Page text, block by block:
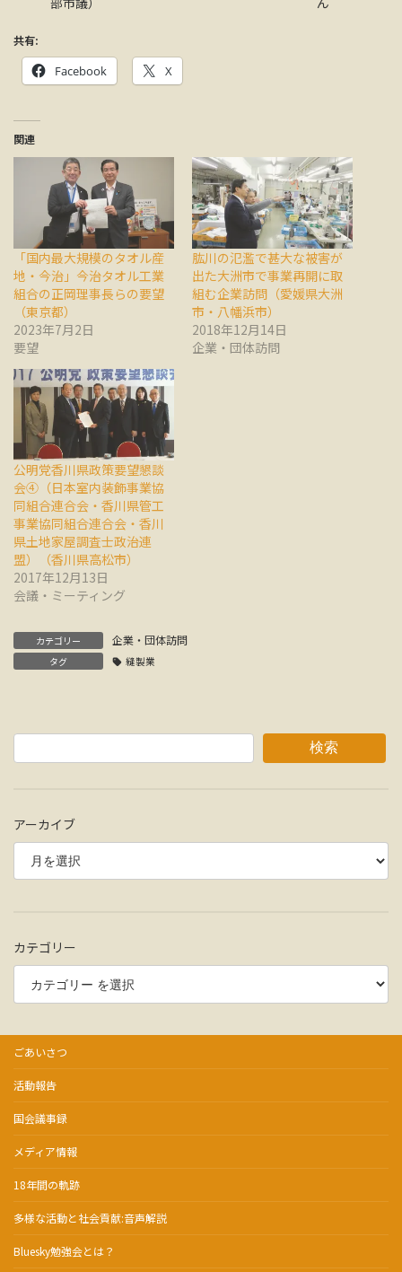
共有:
Facebook X
関連
「国内最大規模のタオル産
地・今治」今治タオル工業
組合の正岡理事長らの要望
（東京都）
2023年7月2日
要望
肱川の氾濫で甚大な被害が
出た大洲市で事業再開に取
組む企業訪問（愛媛県大洲
市・八幡浜市）
2018年12月14日
企業・団体訪問
公明党香川県政策要望懇談
会④（日本室内装飾事業協
同組合連合会・香川県管工
事業協同組合連合会・香川
県土地家屋調査士政治連
盟）（香川県高松市）
2017年12月13日
会議・ミーティング
カテゴリー 企業・団体訪問
タグ 縫製業
検索
アーカイブ
カテゴリー
ごあいさつ
活動報告
国会議事録
メディア情報
18年間の軌跡
多様な活動と社会貢献:音声解説
Bluesky勉強会とは？